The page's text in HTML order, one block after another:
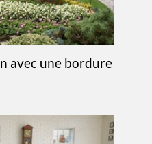
avec une bordure